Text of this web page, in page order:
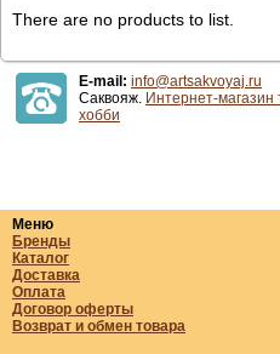
There are no products to list.
E-mail: info@artsakvoyaj.ru
Саквояж. Интернет-магазин
хобби
Меню
Бренды
Каталог
Доставка
Оплата
Договор оферты
Возврат и обмен товара